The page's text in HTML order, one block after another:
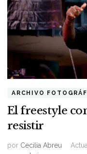
ARCHIVO
El freestyle
resistir
por Cecilia Abreu